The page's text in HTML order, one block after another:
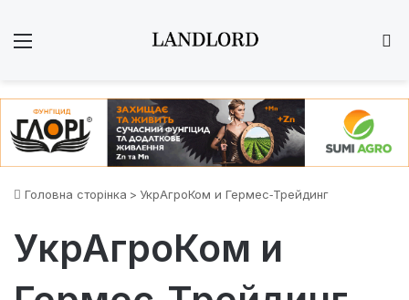
Головна сторінка > УкрАгроКом и Гермес‑Трейдинг
УкрАгроКом и